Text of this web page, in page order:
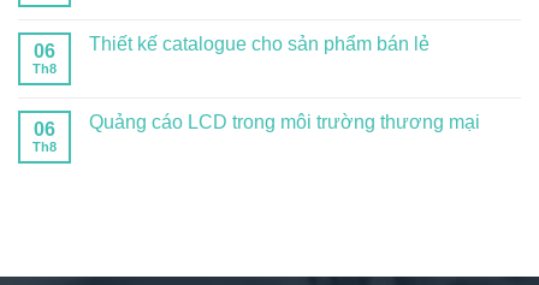
06
Th8
Thiết kế catalogue cho sản phẩm bán lẻ
06
Th8
Quảng cáo LCD trong môi trường thương mại